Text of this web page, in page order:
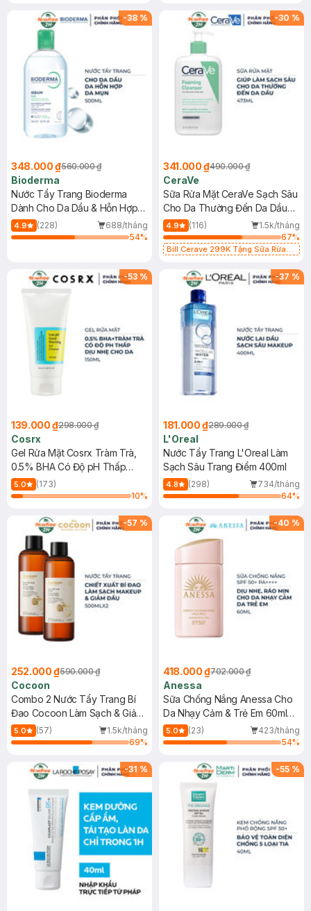
-38 %
348.000 ₫560.000 ₫
Bioderma
Nước Tẩy Trang Bioderma
Dành Cho Da Dầu & Hỗn Hợp
500ml
4.9 (228)
688/tháng
54%
-30 %
341.000 ₫490.000 ₫
CeraVe
Sữa Rửa Mặt CeraVe Sạch Sâu
Cho Da Thường Đến Da Dầu
473ml
4.9 (116)
1.5k/tháng
67%
Bill Cerave 299K Tặng Sữa Rửa
-53 %
139.000 ₫298.000 ₫
Cosrx
Gel Rửa Mặt Cosrx Tràm Trà,
0.5% BHA Có Độ pH Thấp
150ml
5.0
(173)
10%
-37 %
181.000 ₫289.000 ₫
L'Oreal
Nước Tẩy Trang L'Oreal Làm
Sạch Sâu Trang Điểm 400ml
4.8 (298)
734/tháng
64%
-57 %
252.000 ₫590.000 ₫
Cocoon
Combo 2 Nước Tẩy Trang Bí
Đao Cocoon Làm Sạch & Giảm
Dầu 500ml
5.0 (57)
1.5k/tháng
69%
-40 %
418.000 ₫702.000 ₫
Anessa
Sữa Chống Nắng Anessa Cho
Da Nhạy Cảm & Trẻ Em 60ml
(Mới)
5.0 (23)
423/tháng
54%
-31 % -55 %